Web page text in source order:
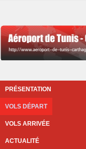
PRÉSENTATION
VOLS DÉPART
VOLS ARRIVÉE
ACTUALITÉ